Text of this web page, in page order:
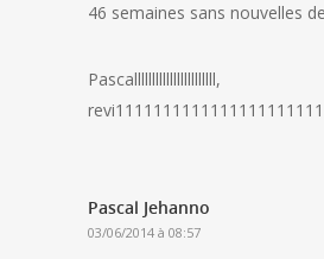
46 semaines sans nouvelles
Pascalllllllllllllllllllllll,
revi1111111111111111111111
Pascal Jehanno
03/06/2014 à 08:57